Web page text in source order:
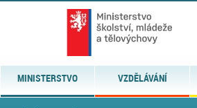
MINISTERSTVO VZDĚLÁVÁNÍ